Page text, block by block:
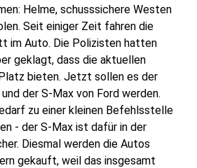
Helme, schusssichere Westen
Seit einiger Zeit fahren die
im Auto. Die Polizisten hatten
geklagt, dass die aktuellen
bieten. Jetzt sollen es der
der S-Max von Ford werden.
zu einer kleinen Befehlsstelle
- der S-Max ist dafür in der
Diesmal werden die Autos
gekauft, weil das insgesamt